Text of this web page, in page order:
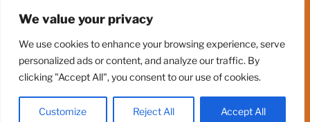
We value your privacy
We use cookies to enhance your browsing experience, serve
personalized ads or content, and analyze our traffic. By
clicking "Accept All", you consent to our use of cookies.
Customize Reject All Accept All
Stolz präsentiert von WordPress